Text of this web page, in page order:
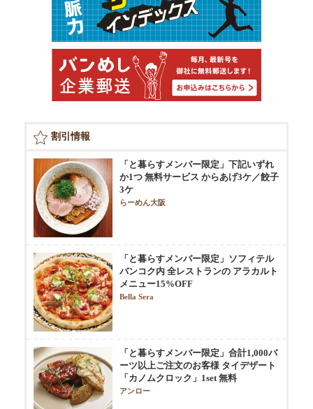
割引情報
「と暮らすメンバー限定」下記いずれ
か1つ 無料サービス からあげ3ケ／餃子
3ケ
らーめん大阪
「と暮らすメンバー限定」ソフィテル
バンコク内 全レストランの アラカルト
メニュー15%OFF
Bella Sera
「と暮らすメンバー限定」合計1,000バ
ーツ以上ご注文のお客様 タイデザート
「カノムクロック」1set 無料
アンロー